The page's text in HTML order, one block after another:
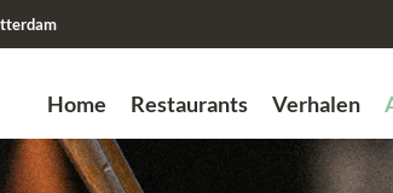
Home Restaurants Verhalen